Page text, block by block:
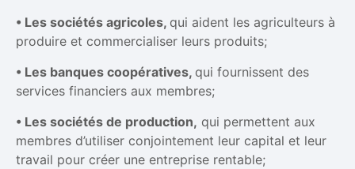
• Les sociétés agricoles, qui aident les agriculteurs à
produire et commercialiser leurs produits;
• Les banques coopératives, qui fournissent des
services financiers aux membres;
• Les sociétés de production, qui permettent aux
membres d’utiliser conjointement leur capital et leur
travail pour créer une entreprise rentable;